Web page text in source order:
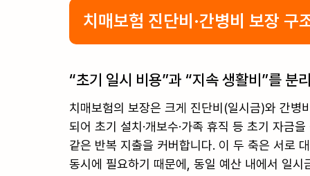
치매보험 진단비·간병비 보장 구
“초기 일시 비용”과 “지속 생활비”를 분
치매보험의 보장은 크게 진단비(일시금)와 간병
되어 초기 설치·개보수·가족 휴직 등 초기 자금
같은 반복 지출을 커버합니다. 이 두 축은 서로
동시에 필요하기 때문에, 동일 예산 내에서 일